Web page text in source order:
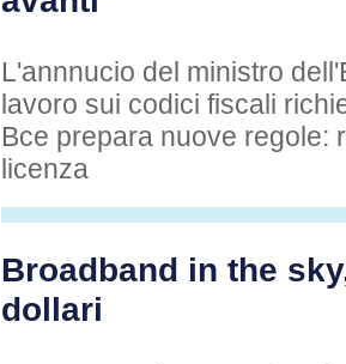
L'annnucio del ministro
lavoro sui codici fiscali
Bce prepara nuove regole:
licenza
Broadband in the
dollari